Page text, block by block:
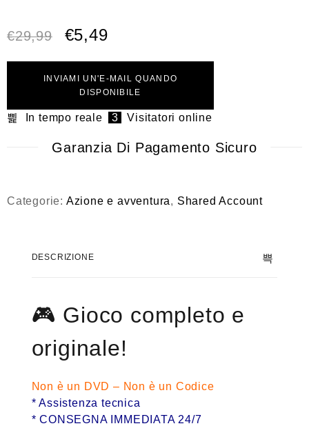
€29,99 €5,49
INVIAMI UN'E-MAIL QUANDO
DISPONIBILE
In tempo reale 3 Visitatori online
Garanzia Di Pagamento Sicuro
Categorie: Azione e avventura, Shared Account
DESCRIZIONE
🎮 Gioco completo e
originale!
Non è un DVD – Non è un Codice
* Assistenza tecnica
* CONSEGNA IMMEDIATA 24/7